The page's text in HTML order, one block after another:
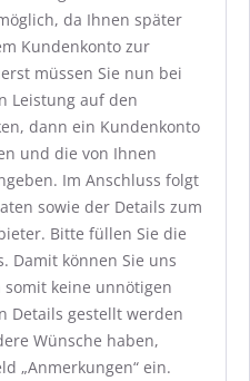
da Ihnen später
Kundenkonto zur
müssen Sie nun bei
Leistung auf den
dann ein Kundenkonto
und die von Ihnen
Im Anschluss folgt
sowie der Details zum
Bitte füllen Sie die
Damit können Sie uns
keine unnötigen
Details gestellt werden
Wünsche haben,
„Anmerkungen“ ein.